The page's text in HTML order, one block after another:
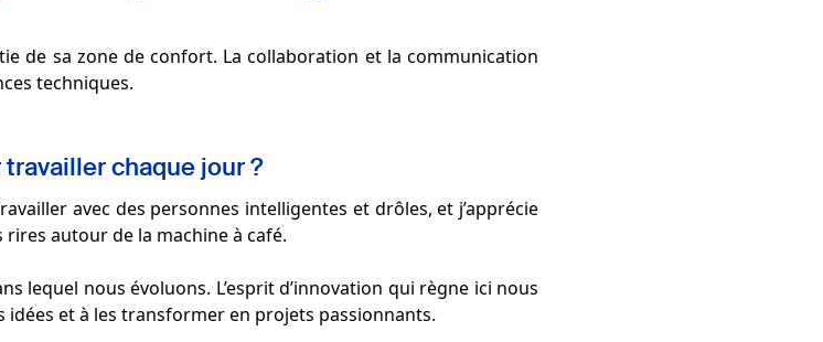
de sa zone de confort. La collaboration et la communication
techniques.
chaque jour ?
avec des personnes intelligentes et drôles, et j’apprécie
autour de la machine à café.
lequel nous évoluons. L’esprit d’innovation qui règne ici nous
et à les transformer en projets passionnants.